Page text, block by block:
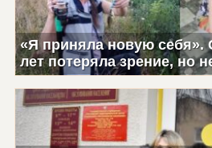
«Я приняла новую себя».
лет потеряла зрение, но